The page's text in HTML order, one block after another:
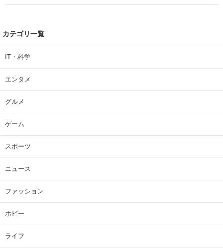
カテゴリ一覧
IT・科学
エンタメ
グルメ
ゲーム
スポーツ
ニュース
ファッション
ホビー
ライフ